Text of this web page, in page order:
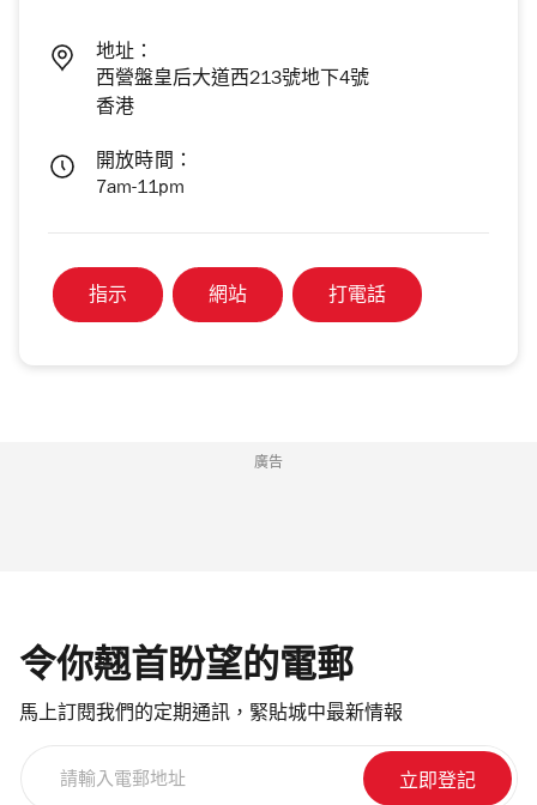
地址：
西營盤皇后大道西213號地下4號
香港
開放時間：
7am-11pm
指示 網站 打電話
廣告
令你翹首盼望的電郵
馬上訂閱我們的定期通訊，緊貼城中最新情報